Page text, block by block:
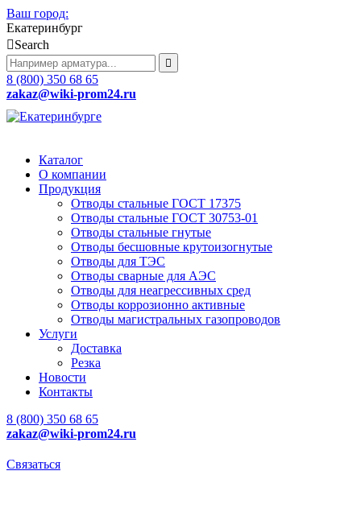
Ваш город:
Екатеринбург
Search
8 (800) 350 68 65
zakaz@wiki-prom24.ru
Каталог
О компании
Продукция
Отводы стальные ГОСТ 17375
Отводы стальные ГОСТ 30753-01
Отводы стальные гнутые
Отводы бесшовные крутоизогнутые
Отводы для ТЭС
Отводы сварные для АЭС
Отводы для неагрессивных сред
Отводы коррозионно активные
Отводы магистральных газопроводов
Услуги
Доставка
Резка
Новости
Контакты
8 (800) 350 68 65
zakaz@wiki-prom24.ru
Связаться